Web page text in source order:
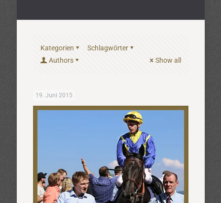
Kategorien
Schlagwörter
Authors
Show all
19. Juni 2015